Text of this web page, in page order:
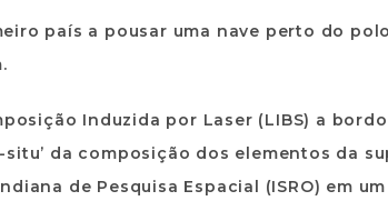
país a pousar uma nave perto do
Induzida por Laser (LIBS) a
da composição dos elementos da
de Pesquisa Espacial (ISRO) em